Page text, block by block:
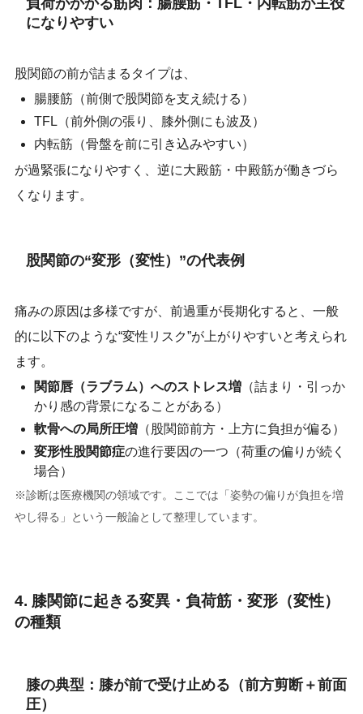
になりやすい
股関節の前が詰まるタイプは、
腸腰筋（前側で股関節を支え続ける）
TFL（前外側の張り、膝外側にも波及）
内転筋（骨盤を前に引き込みやすい）
が過緊張になりやすく、逆に大殿筋・中殿筋が働きづら
くなります。
股関節の“変形（変性）”の代表例
痛みの原因は多様ですが、前過重が長期化すると、一般
的に以下のような“変性リスク”が上がりやすいと考えられ
ます。
関節唇（ラブラム）へのストレス増（詰まり・引っか
かり感の背景になることがある）
軟骨への局所圧増（股関節前方・上方に負担が偏る）
変形性股関節症の進行要因の一つ（荷重の偏りが続く
場合）
※診断は医療機関の領域です。ここでは「姿勢の偏りが負担を増
やし得る」という一般論として整理しています。
4. 膝関節に起きる変異・負荷筋・変形（変性）
の種類
膝の典型：膝が前で受け止める（前方剪断＋前面
圧）